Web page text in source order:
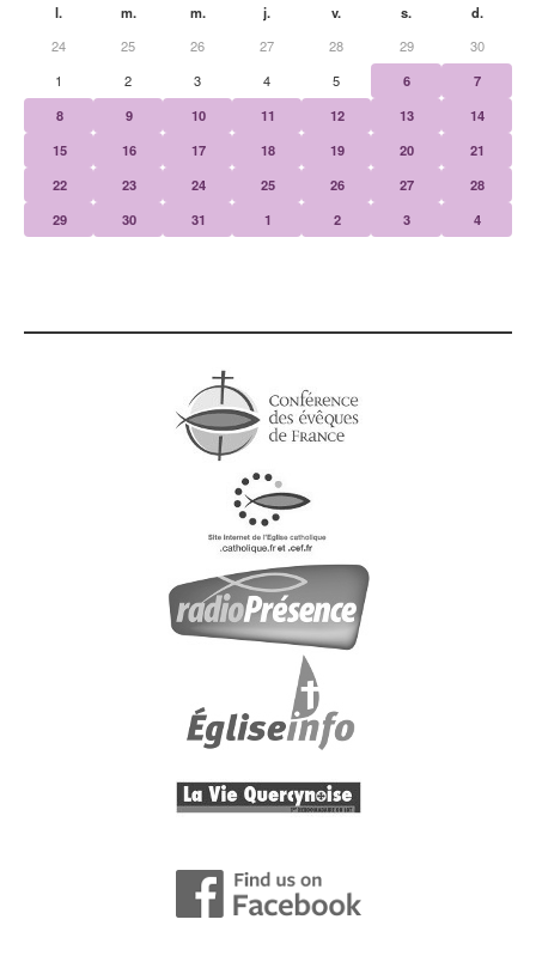
l.
m. m. j. v. s.
d.
24
25 26 27 28 29
30
1
2 3 4 5 6
7
8
9 10 11 12 13
14
15
16 17 18 19 20
21
22
23 24 25 26 27
28
29
30 31 1 2 3 4